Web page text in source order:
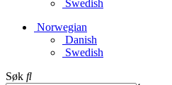
Swedish
Norwegian
Danish
Swedish
Søk